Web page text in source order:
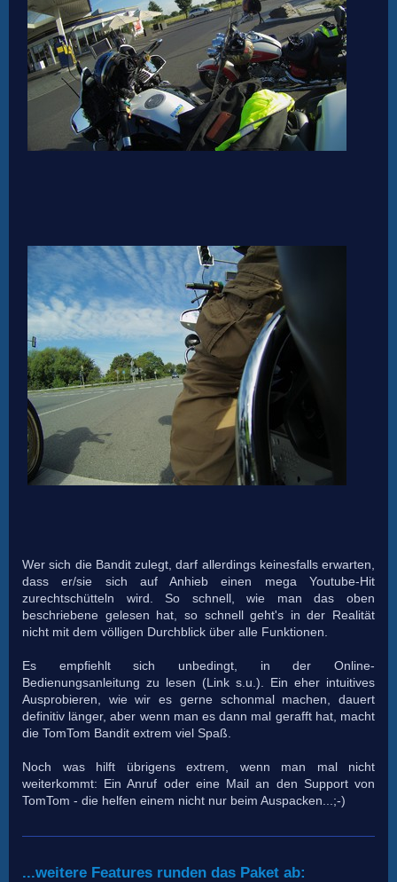
Wer sich die Bandit zulegt, darf allerdings keinesfalls erwarten,
dass er/sie sich auf Anhieb einen mega Youtube-Hit
zurechtschütteln wird. So schnell, wie man das oben
beschriebene gelesen hat, so schnell geht's in der Realität
nicht mit dem völligen Durchblick über alle Funktionen.
Es empfiehlt sich unbedingt, in der Online-
Bedienungsanleitung zu lesen (Link s.u.). Ein eher intuitives
Ausprobieren, wie wir es gerne schonmal machen, dauert
definitiv länger, aber wenn man es dann mal gerafft hat, macht
die TomTom Bandit extrem viel Spaß.
Noch was hilft übrigens extrem, wenn man mal nicht
weiterkommt: Ein Anruf oder eine Mail an den Support von
TomTom - die helfen einem nicht nur beim Auspacken...;-)
...weitere Features runden das Paket ab: